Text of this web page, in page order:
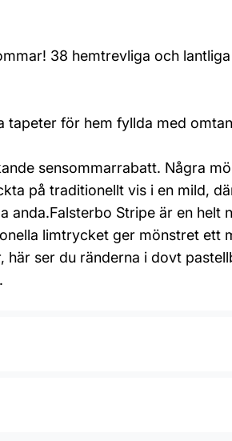
38 hemtrevliga och
tapeter för hem fyllda med
sensommarrabatt. Några
på traditionellt vis i en mild,
Stripe är en
limtrycket ger mönstret
ser du ränderna i dovt